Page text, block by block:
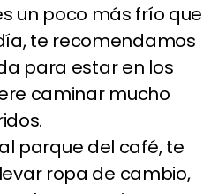
un poco más frío que
te recomendamos
para estar en los
caminar mucho
parque del café, te
ropa de cambio,